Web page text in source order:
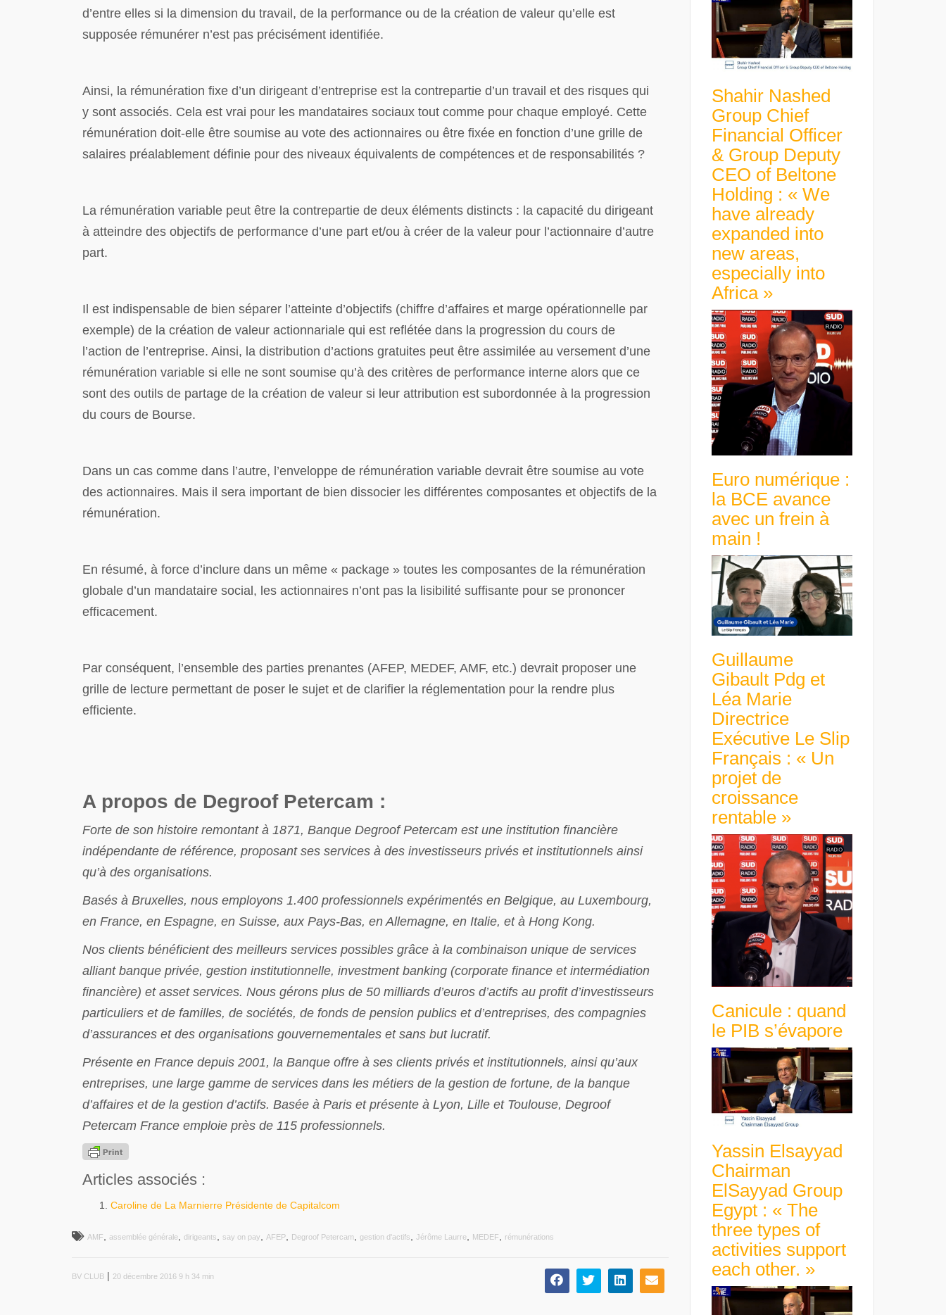
d’entre elles si la dimension du travail, de la performance ou de la création de valeur qu’elle est
supposée rémunérer n’est pas précisément identifiée.
Ainsi, la rémunération fixe d’un dirigeant d’entreprise est la contrepartie d’un travail et des risques qui
y sont associés. Cela est vrai pour les mandataires sociaux tout comme pour chaque employé. Cette
rémunération doit-elle être soumise au vote des actionnaires ou être fixée en fonction d’une grille de
salaires préalablement définie pour des niveaux équivalents de compétences et de responsabilités ?
La rémunération variable peut être la contrepartie de deux éléments distincts : la capacité du dirigeant
à atteindre des objectifs de performance d’une part et/ou à créer de la valeur pour l’actionnaire d’autre
part.
Il est indispensable de bien séparer l’atteinte d’objectifs (chiffre d’affaires et marge opérationnelle par
exemple) de la création de valeur actionnariale qui est reflétée dans la progression du cours de
l’action de l’entreprise. Ainsi, la distribution d’actions gratuites peut être assimilée au versement d’une
rémunération variable si elle ne sont soumise qu’à des critères de performance interne alors que ce
sont des outils de partage de la création de valeur si leur attribution est subordonnée à la progression
du cours de Bourse.
Dans un cas comme dans l’autre, l’enveloppe de rémunération variable devrait être soumise au vote
des actionnaires. Mais il sera important de bien dissocier les différentes composantes et objectifs de la
rémunération.
En résumé, à force d’inclure dans un même « package » toutes les composantes de la rémunération
globale d’un mandataire social, les actionnaires n’ont pas la lisibilité suffisante pour se prononcer
efficacement.
Par conséquent, l’ensemble des parties prenantes (AFEP, MEDEF, AMF, etc.) devrait proposer une
grille de lecture permettant de poser le sujet et de clarifier la réglementation pour la rendre plus
efficiente.
A propos de Degroof Petercam :
Forte de son histoire remontant à 1871, Banque Degroof Petercam est une institution financière
indépendante de référence, proposant ses services à des investisseurs privés et institutionnels ainsi
qu’à des organisations.
Basés à Bruxelles, nous employons 1.400 professionnels expérimentés en Belgique, au Luxembourg,
en France, en Espagne, en Suisse, aux Pays-Bas, en Allemagne, en Italie, et à Hong Kong.
Nos clients bénéficient des meilleurs services possibles grâce à la combinaison unique de services
alliant banque privée, gestion institutionnelle, investment banking (corporate finance et intermédiation
financière) et asset services. Nous gérons plus de 50 milliards d’euros d’actifs au profit d’investisseurs
particuliers et de familles, de sociétés, de fonds de pension publics et d’entreprises, des compagnies
d’assurances et des organisations gouvernementales et sans but lucratif.
Présente en France depuis 2001, la Banque offre à ses clients privés et institutionnels, ainsi qu’aux
entreprises, une large gamme de services dans les métiers de la gestion de fortune, de la banque
d’affaires et de la gestion d’actifs. Basée à Paris et présente à Lyon, Lille et Toulouse, Degroof
Petercam France emploie près de 115 professionnels.
Articles associés :
Caroline de La Marnierre Présidente de Capitalcom
AMF assemblée générale dirigeants say on pay AFEP Degroof Petercam gestion d'actifs Jérôme Laurre MEDEF rémunérations
BV CLUB | 20 décembre 2016 9 h 34 min
Shahir Nashed
Group Chief
Financial Officer
& Group Deputy
CEO of Beltone
Holding : « We
have already
expanded into
new areas,
especially into
Africa »
Euro numérique :
la BCE avance
avec un frein à
main !
Guillaume
Gibault Pdg et
Léa Marie
Directrice
Exécutive Le Slip
Français : « Un
projet de
croissance
rentable »
Canicule : quand
le PIB s’évapore
Yassin Elsayyad
Chairman
ElSayyad Group
Egypt : « The
three types of
activities support
each other. »